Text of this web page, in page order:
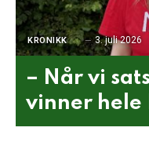
KRONIKK 3. juli 2026
– Når vi
vinner hele